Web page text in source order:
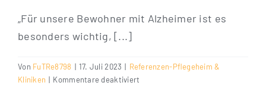
„Für unsere Bewohner mit Alzheimer ist es
besonders wichtig, [...]
Von FuTRe8798 | 17. Juli 2023 | Referenzen-Pflegeheim &
Kliniken | Kommentare deaktiviert